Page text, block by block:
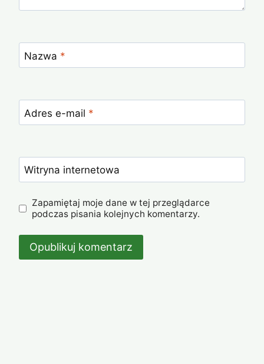
Nazwa *
Adres e-mail *
Witryna internetowa
Zapamiętaj moje dane w tej przeglądarce
podczas pisania kolejnych komentarzy.